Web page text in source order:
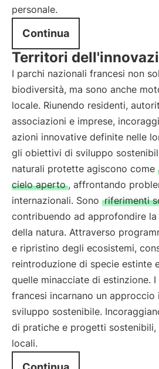
personale.
Continua
Territori
I parchi nazionali francesi non
biodiversità, ma sono anche
locale. Riunendo residenti,
associazioni e imprese,
azioni innovative definite nelle
gli obiettivi di sviluppo
naturali protette agiscono come
cielo aperto , affrontando
internazionali. Sono riferimenti
contribuendo ad approfondire
della natura. Attraverso
e ripristino degli ecosistemi,
reintroduzione di specie estinte
quelle minacciate di estinzione.
francesi incarnano un approccio
sviluppo sostenibile.
di pratiche e progetti
locali.